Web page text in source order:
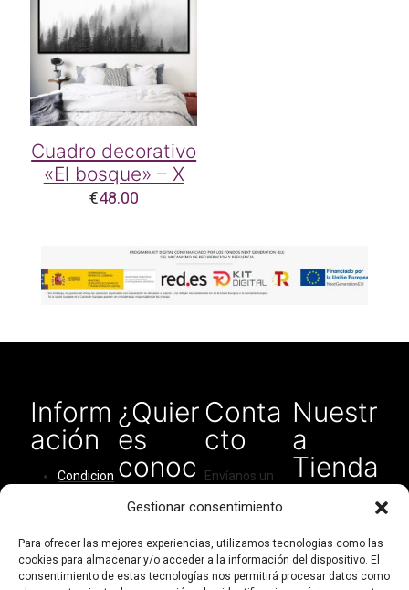
Gestionar consentimiento
Para ofrecer las mejores experiencias, utilizamos tecnologías como las
cookies para almacenar y/o acceder a la información del dispositivo. El
consentimiento de estas tecnologías nos permitirá procesar datos como
€55.00
Cuadro decorativo
«El bosque» – X
€48.00
Inform
ación
Condicion
Cómo
comprar
¿Quier
es
conoc
ernos?
somos
Contacto
Conta
cto
Envíanos un
electrónico
tipo de
consulta:
Nuestr
a
Tienda
en
on